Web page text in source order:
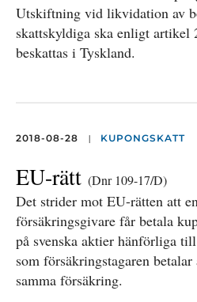
Utskiftning vid likvidation av
skattskyldiga ska enligt artikel
beskattas i Tyskland.
2018-08-28 | KUPONGSKATT
EU-rätt (Dnr 109-17/D)
Det strider mot EU-rätten att
försäkringsgivare får betala
på svenska aktier hänförliga
som försäkringstagaren
samma försäkring.